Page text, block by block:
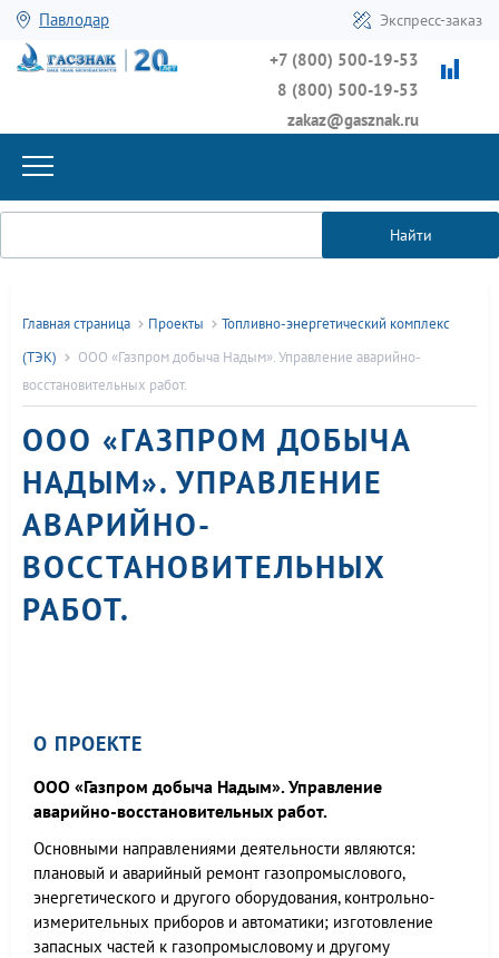
Павлодар Экспресс-заказ
+7 (800) 500-19-53
8 (800) 500-19-53
zakaz@gasznak.ru
Найти
Главная страница Проекты
Топливно-энергетический комплекс
(ТЭК)
ООО «Газпром добыча Надым». Управление аварийно-
восстановительных работ.
ООО «ГАЗПРОМ ДОБЫЧА
НАДЫМ». УПРАВЛЕНИЕ
АВАРИЙНО-
ВОССТАНОВИТЕЛЬНЫХ
РАБОТ.
О ПРОЕКТЕ
ООО «Газпром добыча Надым». Управление
аварийно-восстановительных работ.
Основными направлениями деятельности являются:
плановый и аварийный ремонт газопромыслового,
энергетического и другого оборудования, контрольно-
измерительных приборов и автоматики; изготовление
запасных частей к газопромысловому и другому